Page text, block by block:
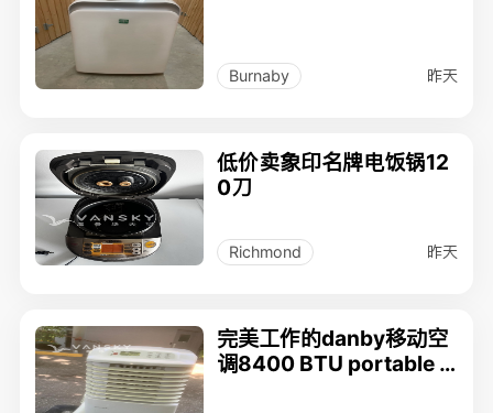
Burnaby 昨天
低价卖象印名牌电饭锅12
0刀
Richmond 昨天
完美工作的danby移动空
调8400 BTU portable ai